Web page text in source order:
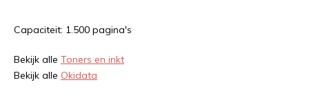
Capaciteit: 1.500 pagina's
Bekijk alle Toners en inkt
Bekijk alle Okidata